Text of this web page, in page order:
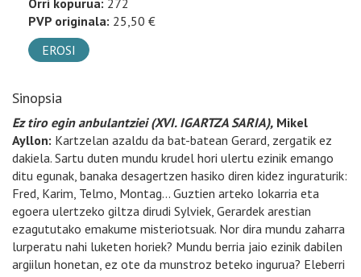
Orri kopurua: 272
PVP originala: 25,50 €
EROSI
Sinopsia
Ez tiro egin anbulantziei (XVI. IGARTZA SARIA), Mikel
Ayllon: Kartzelan azaldu da bat-batean Gerard, zergatik ez
dakiela. Sartu duten mundu krudel hori ulertu ezinik emango
ditu egunak, banaka desagertzen hasiko diren kidez inguraturik:
Fred, Karim, Telmo, Montag… Guztien arteko lokarria eta
egoera ulertzeko giltza dirudi Sylviek, Gerardek arestian
ezagututako emakume misteriotsuak. Nor dira mundu zaharra
lurperatu nahi luketen horiek? Mundu berria jaio ezinik dabilen
argiilun honetan, ez ote da munstroz beteko ingurua? Eleberri